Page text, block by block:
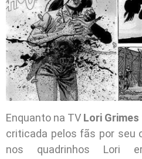
Enquanto na TV Lori Grimes
criticada pelos fãs por seu
nos quadrinhos Lori